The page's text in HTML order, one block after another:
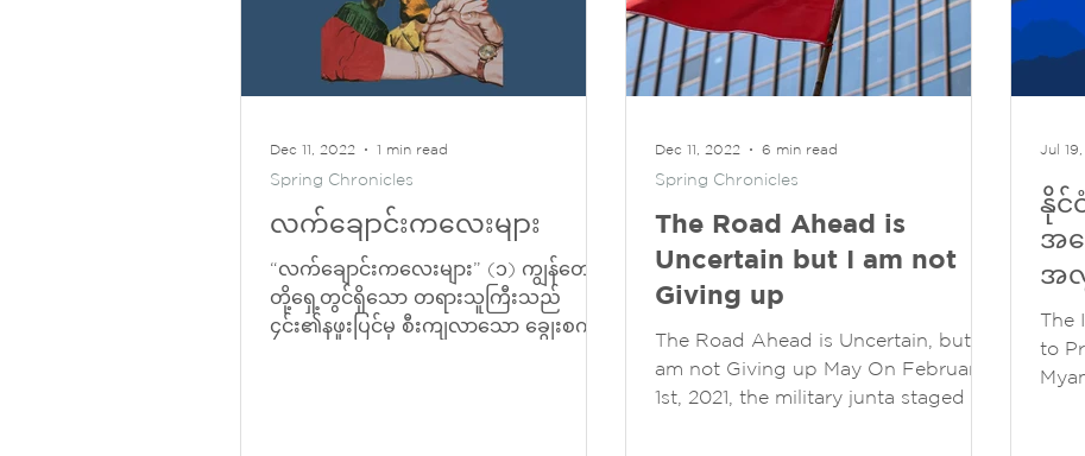
လက်ချောင်းကလေးများ
“လက်ချောင်းကလေးများ” (၁) ကျွန်တော်
တို့ရှေ့တွင်ရှိသော တရားသူကြီးသည်
၄င်း၏နဖူးပြင်မှ စီးကျလာသော ချွေးစက်
Spring Chronicles
Dec 11, 2022 1 min read
The Road Ahead is
Uncertain but I am not
Giving up
The Road Ahead is Uncertain, but I
am not Giving up May On February
1st, 2021, the military junta staged a
Spring Chronicles
Dec 11, 2022 6 min read
နို
အန
အ
ကြို
The
to
Jul